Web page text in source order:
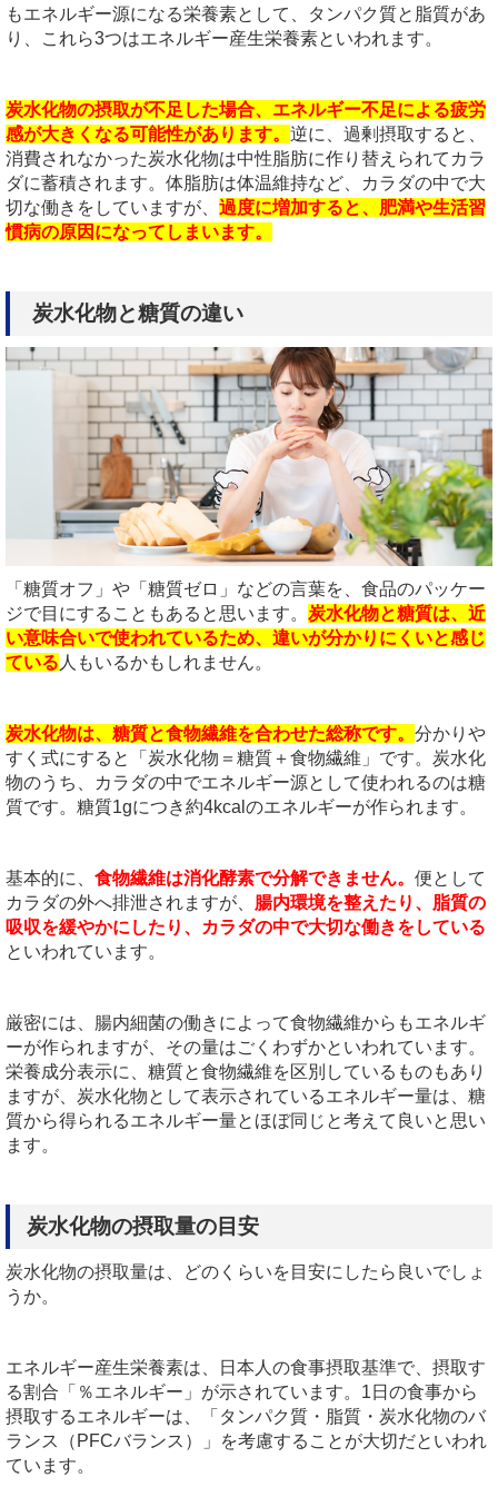
もエネルギー源になる栄養素として、タンパク質と脂質があ
り、これら3つはエネルギー産生栄養素といわれます。
炭水化物の摂取が不足した場合、エネルギー不足による疲労
感が大きくなる可能性があります。 逆に、過剰摂取すると、
消費されなかった炭水化物は中性脂肪に作り替えられてカラ
ダに蓄積されます。体脂肪は体温維持など、カラダの中で大
切な働きをしていますが、 過度に増加すると、肥満や生活習
慣病の原因になってしまいます。
炭水化物と糖質の違い
「糖質オフ」や「糖質ゼロ」などの言葉を、食品のパッケー
ジで目にすることもあると思います。 炭水化物と糖質は、近
い意味合いで使われているため、違いが分かりにくいと感じ
ている 人もいるかもしれません。
炭水化物は、糖質と食物繊維を合わせた総称です。 分かりや
すく式にすると「炭水化物＝糖質＋食物繊維」です。炭水化
物のうち、カラダの中でエネルギー源として使われるのは糖
質です。糖質1gにつき約4kcalのエネルギーが作られます。
基本的に、 食物繊維は消化酵素で分解できません。 便として
カラダの外へ排泄されますが、 腸内環境を整えたり、脂質の
吸収を緩やかにしたり、カラダの中で大切な働きをしている
といわれています。
厳密には、腸内細菌の働きによって食物繊維からもエネルギ
ーが作られますが、その量はごくわずかといわれています。
栄養成分表示に、糖質と食物繊維を区別しているものもあり
ますが、炭水化物として表示されているエネルギー量は、糖
質から得られるエネルギー量とほぼ同じと考えて良いと思い
ます。
炭水化物の摂取量の目安
炭水化物の摂取量は、どのくらいを目安にしたら良いでしょ
うか。
エネルギー産生栄養素は、日本人の食事摂取基準で、摂取す
る割合「％エネルギー」が示されています。1日の食事から
摂取するエネルギーは、「タンパク質・脂質・炭水化物のバ
ランス（PFCバランス）」を考慮することが大切だといわれ
ています。